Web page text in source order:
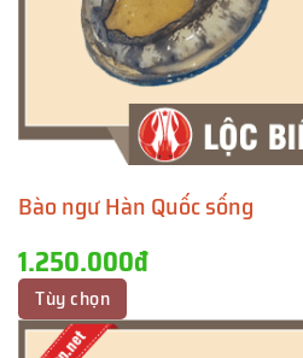
Bào ngư Hàn Quốc sống
1.250.000đ
Tùy chọn